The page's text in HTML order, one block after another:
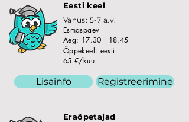
Eesti keel
Vanus: 5-7 a.v.
Esmaspäev
Aeg: 17.30 - 18.45
Õppekeel: eesti
65 €/kuu
Lisainfo Registreerimine
Eraõpetajad